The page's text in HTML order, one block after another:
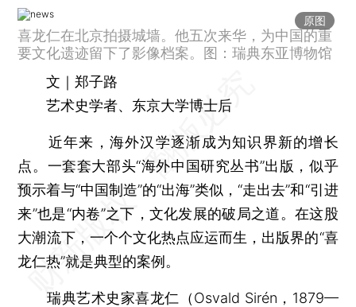
原图
喜龙仁在北京拍摄城墙。他五次来华，为中国的重
要文化遗迹留下了影像档案。图：瑞典东亚博物馆
文｜郑子路
艺术史学者、东京大学博士后
近年来，海外汉学逐渐成为知识界新的增长
点。一套套大部头“海外中国研究丛书”出版，似乎
预示着与“中国制造”的“出海”类似，“走出去”和“引进
来”也是“内卷”之下，文化发展的破局之道。在这股
大潮流下，一个个文化热点应运而生，出版界的“喜
龙仁热”就是典型的案例。
瑞典艺术史家喜龙仁（Osvald Sirén，1879—